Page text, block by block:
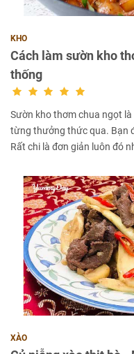
KHO
Cách làm sườn kho
thống
Sườn kho thơm chua ngọt
từng thưởng thức qua. Bạn
Rất chi là đơn giản luôn đó
XÀO